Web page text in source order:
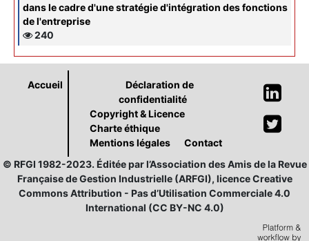
dans le cadre d'une stratégie d'intégration des fonctions
de l'entreprise
240
Accueil
Déclaration de
confidentialité
Copyright & Licence
Charte éthique
Mentions légales
Contact
© RFGI 1982-2023. Éditée par l’Association des Amis de la Revue
Française de Gestion Industrielle (ARFGI), licence Creative
Commons Attribution - Pas d’Utilisation Commerciale 4.0
International (CC BY-NC 4.0)